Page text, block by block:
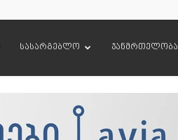
სასარგებლო ჯანმრთელობა